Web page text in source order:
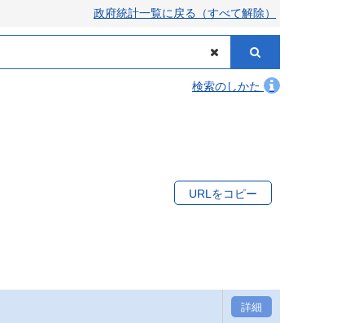
政府統計一覧に戻る（すべて解除）
検索のしかた
URLをコピー
詳細